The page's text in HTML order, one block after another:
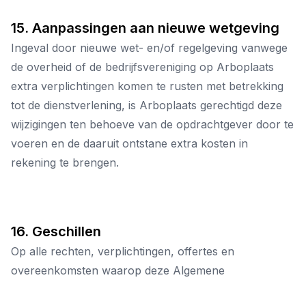
15. Aanpassingen aan nieuwe wetgeving
Ingeval door nieuwe wet- en/of regelgeving vanwege
de overheid of de bedrijfsvereniging op Arboplaats
extra verplichtingen komen te rusten met betrekking
tot de dienstverlening, is Arboplaats gerechtigd deze
wijzigingen ten behoeve van de opdrachtgever door te
voeren en de daaruit ontstane extra kosten in
rekening te brengen.
16. Geschillen
Op alle rechten, verplichtingen, offertes en
overeenkomsten waarop deze Algemene